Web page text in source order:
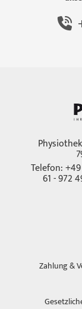
Telefon:
61 - 972
Zahlung &